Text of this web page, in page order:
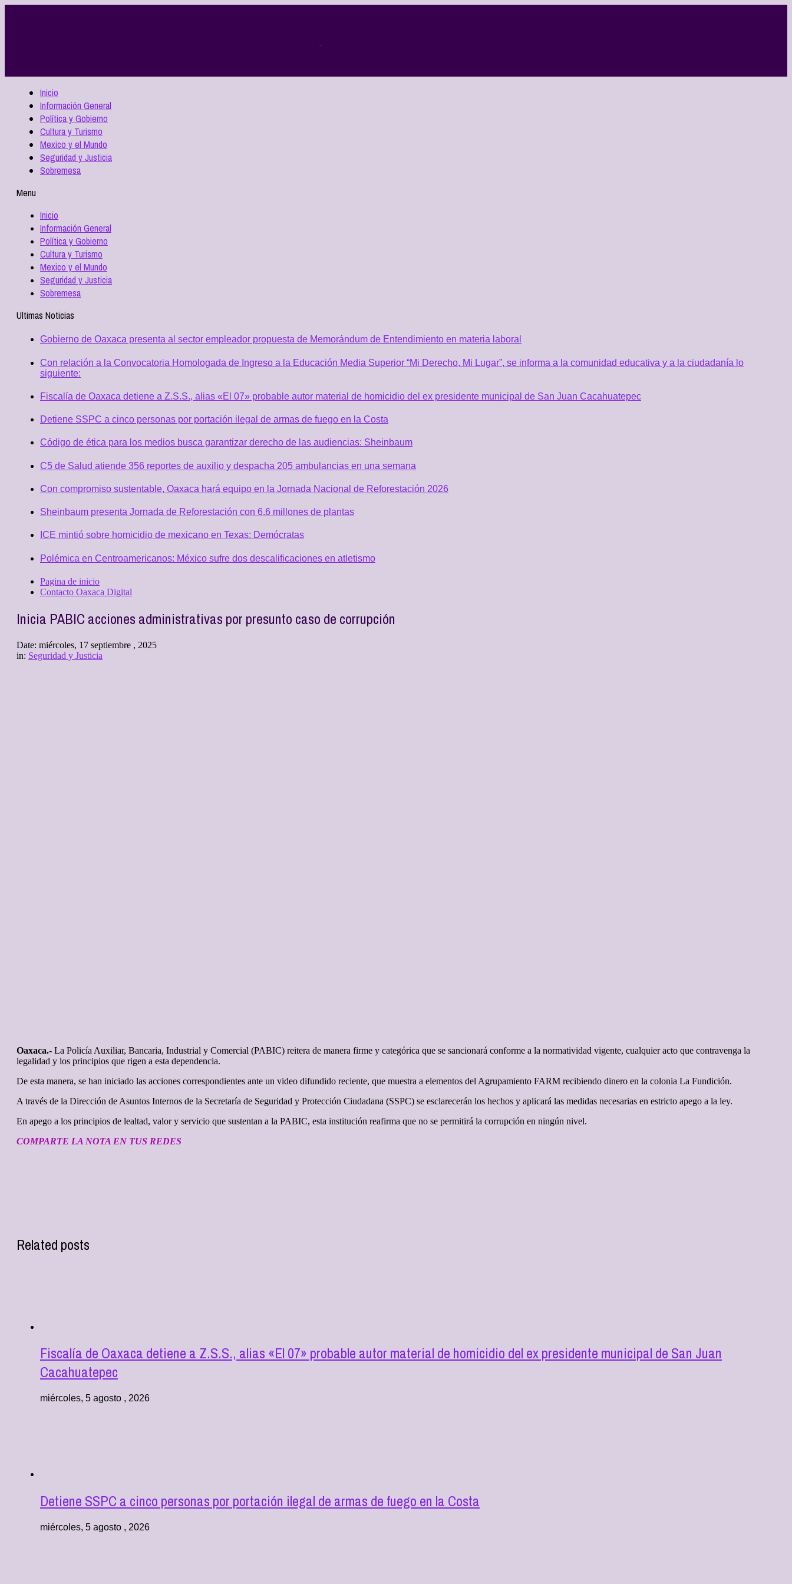
Inicio
Información General
Política y Gobierno
Cultura y Turismo
Mexico y el Mundo
Seguridad y Justicia
Sobremesa
Menu
Inicio
Información General
Política y Gobierno
Cultura y Turismo
Mexico y el Mundo
Seguridad y Justicia
Sobremesa
Ultimas Noticias
Gobierno de Oaxaca presenta al sector empleador propuesta de Memorándum de Entendimiento en materia laboral
Con relación a la Convocatoria Homologada de Ingreso a la Educación Media Superior “Mi Derecho, Mi Lugar”, se informa a la comunidad educativa y a la ciudadanía lo
siguiente:
Fiscalía de Oaxaca detiene a Z.S.S., alias «El 07» probable autor material de homicidio del ex presidente municipal de San Juan Cacahuatepec
Detiene SSPC a cinco personas por portación ilegal de armas de fuego en la Costa
Código de ética para los medios busca garantizar derecho de las audiencias: Sheinbaum
C5 de Salud atiende 356 reportes de auxilio y despacha 205 ambulancias en una semana
Con compromiso sustentable, Oaxaca hará equipo en la Jornada Nacional de Reforestación 2026
Sheinbaum presenta Jornada de Reforestación con 6.6 millones de plantas
ICE mintió sobre homicidio de mexicano en Texas: Demócratas
Polémica en Centroamericanos: México sufre dos descalificaciones en atletismo
Pagina de inicio
Contacto Oaxaca Digital
Inicia PABIC acciones administrativas por presunto caso de corrupción
Date: miércoles, 17 septiembre , 2025
in: Seguridad y Justicia
Oaxaca.- La Policía Auxiliar, Bancaria, Industrial y Comercial (PABIC) reitera de manera firme y categórica que se sancionará conforme a la normatividad vigente, cualquier acto que contravenga la
legalidad y los principios que rigen a esta dependencia.
De esta manera, se han iniciado las acciones correspondientes ante un video difundido reciente, que muestra a elementos del Agrupamiento FARM recibiendo dinero en la colonia La Fundición.
A través de la Dirección de Asuntos Internos de la Secretaría de Seguridad y Protección Ciudadana (SSPC) se esclarecerán los hechos y aplicará las medidas necesarias en estricto apego a la ley.
En apego a los principios de lealtad, valor y servicio que sustentan a la PABIC, esta institución reafirma que no se permitirá la corrupción en ningún nivel.
COMPARTE LA NOTA EN TUS REDES
Related posts
Fiscalía de Oaxaca detiene a Z.S.S., alias «El 07» probable autor material de homicidio del ex presidente municipal de San Juan
Cacahuatepec
miércoles, 5 agosto , 2026
Detiene SSPC a cinco personas por portación ilegal de armas de fuego en la Costa
miércoles, 5 agosto , 2026